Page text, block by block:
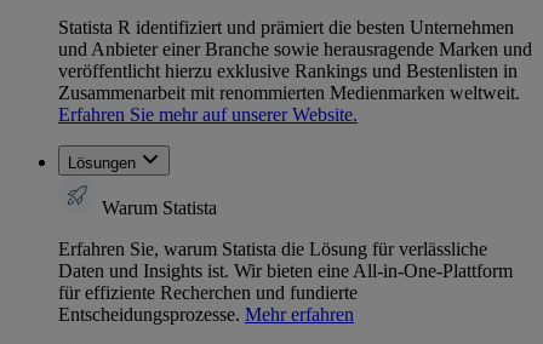
Statista R identifiziert und prämiert die besten Unternehmen
und Anbieter einer Branche sowie herausragende Marken und
veröffentlicht hierzu exklusive Rankings und Bestenlisten in
Zusammenarbeit mit renommierten Medienmarken weltweit.
Erfahren Sie mehr auf unserer Website.
Lösungen
Warum Statista
Erfahren Sie, warum Statista die Lösung für verlässliche
Daten und Insights ist. Wir bieten eine All-in-One-Plattform
für effiziente Recherchen und fundierte
Entscheidungsprozesse. Mehr erfahren